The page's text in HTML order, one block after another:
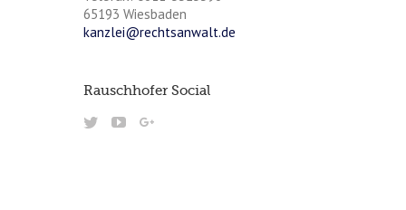
65193 Wiesbaden
kanzlei@rechtsanwalt.de
Rauschhofer Social